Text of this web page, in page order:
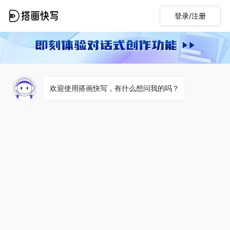
登录/注册
欢迎使用搭画快写，有什么想问我的吗？